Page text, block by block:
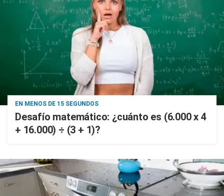
EN MENOS DE 15 SEGUNDOS
Desafío matemático: ¿cuánto es (6.000 x 4
+ 16.000) ÷ (3 + 1)?